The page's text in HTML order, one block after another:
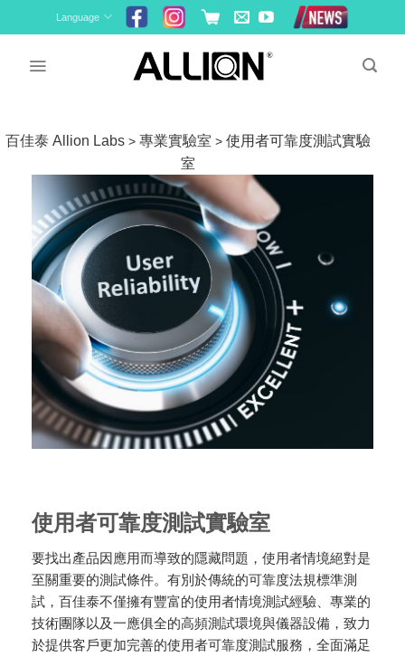
to
Language
百佳泰 Allion Labs >專業實驗室 >使用者可靠度測試實驗
室
使用者可靠度測試實驗室
要找出產品因應用而導致的隱藏問題，使用者情境絕對是
至關重要的測試條件。有別於傳統的可靠度法規標準測
試，百佳泰不僅擁有豐富的使用者情境測試經驗、專業的
技術團隊以及一應俱全的高頻測試環境與儀器設備，致力
於提供客戶更加完善的使用者可靠度測試服務，全面滿足